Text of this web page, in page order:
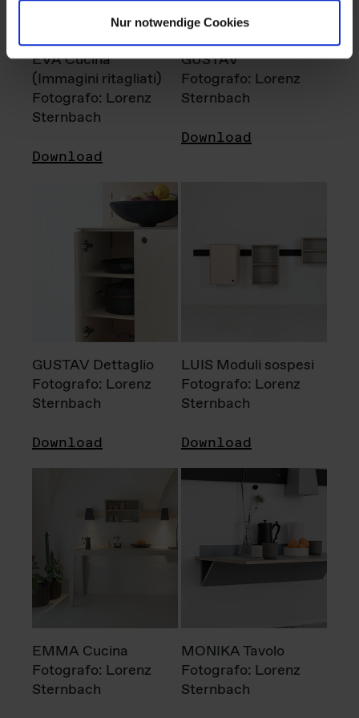
Nur notwendige Cookies
EVA Cucina
(Immagini ritagliati)
Fotografo: Lorenz
Sternbach
Download
GUSTAV
Fotografo: Lorenz
Sternbach
Download
GUSTAV Dettaglio
Fotografo: Lorenz
Sternbach
Download
LUIS Moduli sospesi
Fotografo: Lorenz
Sternbach
Download
EMMA Cucina
Fotografo: Lorenz
Sternbach
MONIKA Tavolo
Fotografo: Lorenz
Sternbach